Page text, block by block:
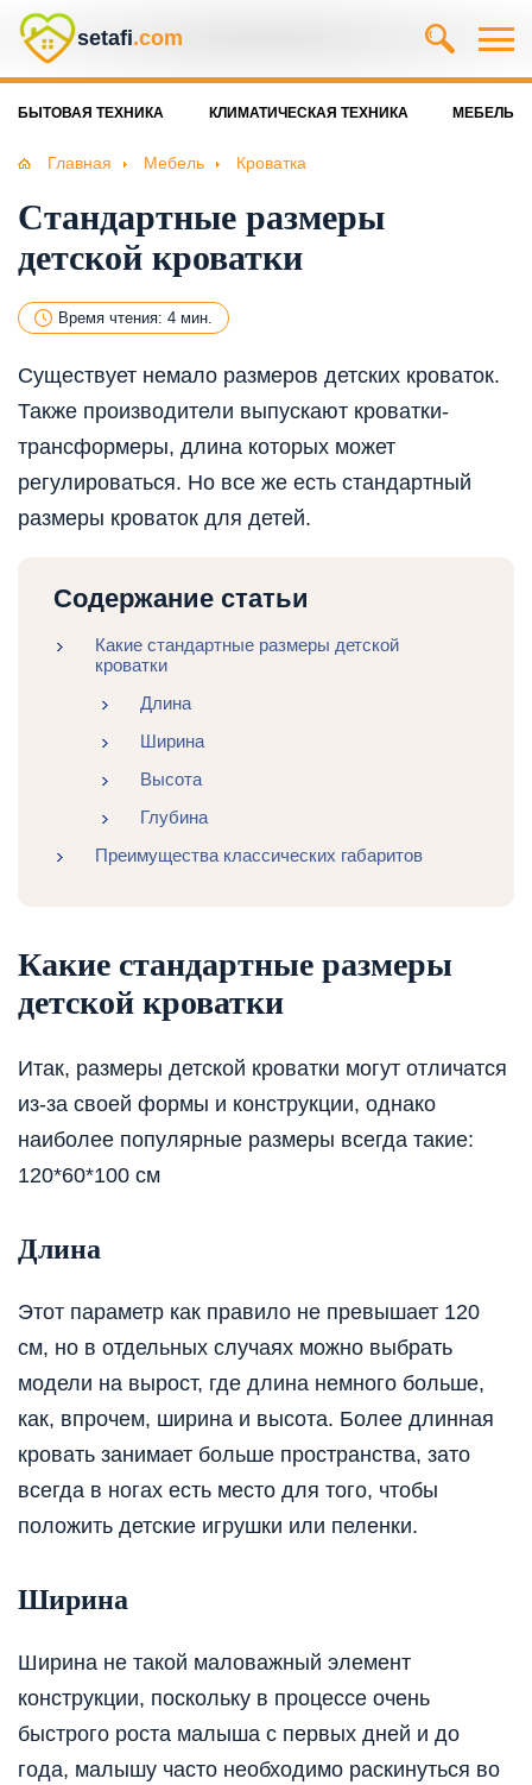
setafi.com
БЫТОВАЯ ТЕХНИКА КЛИМАТИЧЕСКАЯ ТЕХНИКА МЕБЕЛЬ
Главная Мебель Кроватка
Стандартные размеры
детской кроватки
Время чтения: 4 мин.
Существует немало размеров детских кроваток.
Также производители выпускают кроватки-
трансформеры, длина которых может
регулироваться. Но все же есть стандартный
размеры кроваток для детей.
Содержание статьи
Какие стандартные размеры детской
кроватки
Длина
Ширина
Высота
Глубина
Преимущества классических габаритов
Какие стандартные размеры
детской кроватки
Итак, размеры детской кроватки могут отличатся
из-за своей формы и конструкции, однако
наиболее популярные размеры всегда такие:
120*60*100 см
Длина
Этот параметр как правило не превышает 120
см, но в отдельных случаях можно выбрать
модели на вырост, где длина немного больше,
как, впрочем, ширина и высота. Более длинная
кровать занимает больше пространства, зато
всегда в ногах есть место для того, чтобы
положить детские игрушки или пеленки.
Ширина
Ширина не такой маловажный элемент
конструкции, поскольку в процессе очень
быстрого роста малыша с первых дней и до
года, малышу часто необходимо раскинуться во